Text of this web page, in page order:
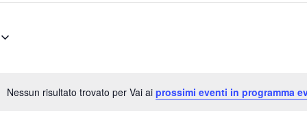
Notice
Nessun risultato trovato per Vai ai prossimi eventi in programma